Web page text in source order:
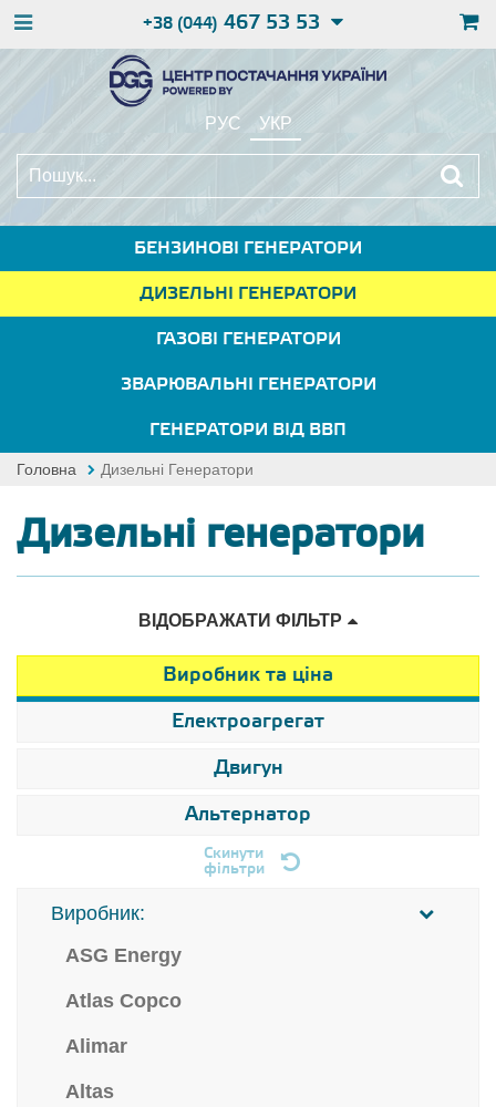
+38 (044) 467 53 53
РУС УКР
БЕНЗИНОВІ ГЕНЕРАТОРИ
ДИЗЕЛЬНІ ГЕНЕРАТОРИ
ГАЗОВІ ГЕНЕРАТОРИ
ЗВАРЮВАЛЬНІ ГЕНЕРАТОРИ
ГЕНЕРАТОРИ ВІД ВВП
Головна Дизельні Генератори
Дизельні генератори
ВІДОБРАЖАТИ ФІЛЬТР
Виробник та ціна
Електроагрегат
Двигун
Альтернатор
Скинути
фільтри
Виробник:
ASG Energy
Atlas Copco
Alimar
Altas